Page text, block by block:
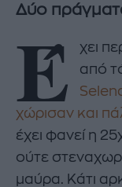
Δύο
Έ
χει
από
χώρισαν και
έχει φανεί η
ούτε
μαύρα. Κάτι